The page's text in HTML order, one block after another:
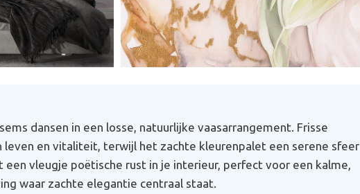
dansen in een losse, natuurlijke vaasarrangement. Frisse
en vitaliteit, terwijl het zachte kleurenpalet een serene sfeer
een vleugje poëtische rust in je interieur, perfect voor een kalme,
waar zachte elegantie centraal staat.